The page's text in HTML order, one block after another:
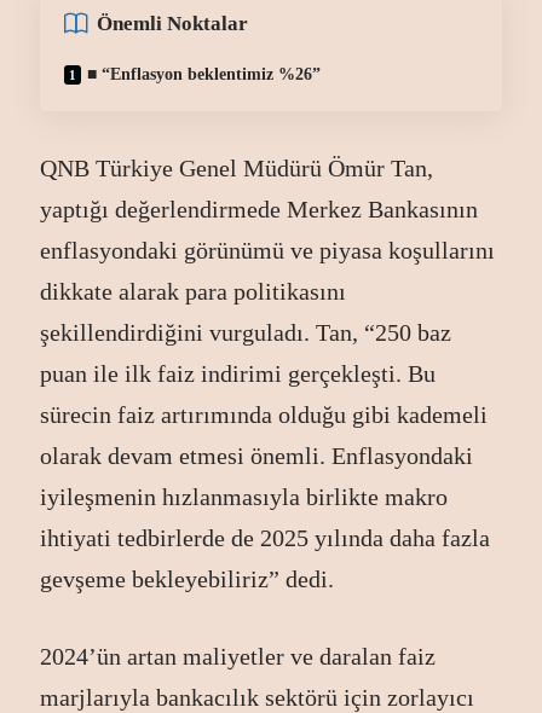
Önemli Noktalar
■“Enflasyon beklentimiz %26”
QNB Türkiye Genel Müdürü Ömür Tan,
yaptığı değerlendirmede Merkez Bankasının
enflasyondaki görünümü ve piyasa koşullarını
dikkate alarak para politikasını
şekillendirdiğini vurguladı. Tan, “250 baz
puan ile ilk faiz indirimi gerçekleşti. Bu
sürecin faiz artırımında olduğu gibi kademeli
olarak devam etmesi önemli. Enflasyondaki
iyileşmenin hızlanmasıyla birlikte makro
ihtiyati tedbirlerde de 2025 yılında daha fazla
gevşeme bekleyebiliriz” dedi.
2024’ün artan maliyetler ve daralan faiz
marjlarıyla bankacılık sektörü için zorlayıcı